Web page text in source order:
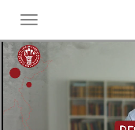
Toggle
menu